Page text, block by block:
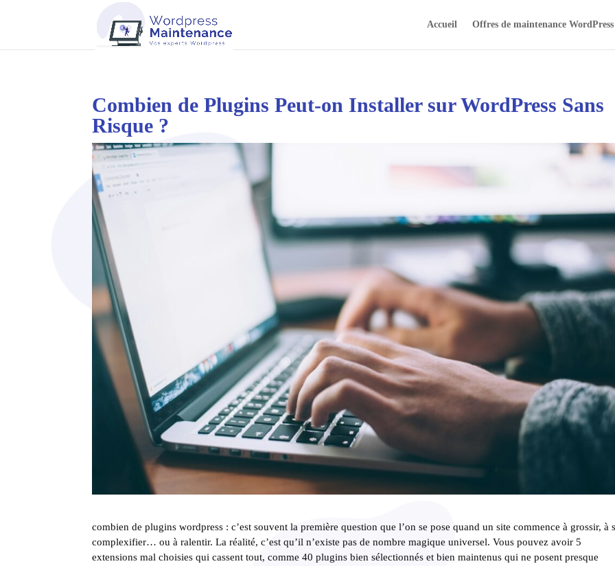
Accueil Offres de maintenance WordPress
Combien de Plugins Peut-on Installer sur WordPress Sans
Risque ?
combien de plugins wordpress : c’est souvent la première question que l’on se pose quand un site commence à grossir, à
complexifier… ou à ralentir. La réalité, c’est qu’il n’existe pas de nombre magique universel. Vous pouvez avoir 5
extensions mal choisies qui cassent tout, comme 40 plugins bien sélectionnés et bien maintenus qui ne posent presque